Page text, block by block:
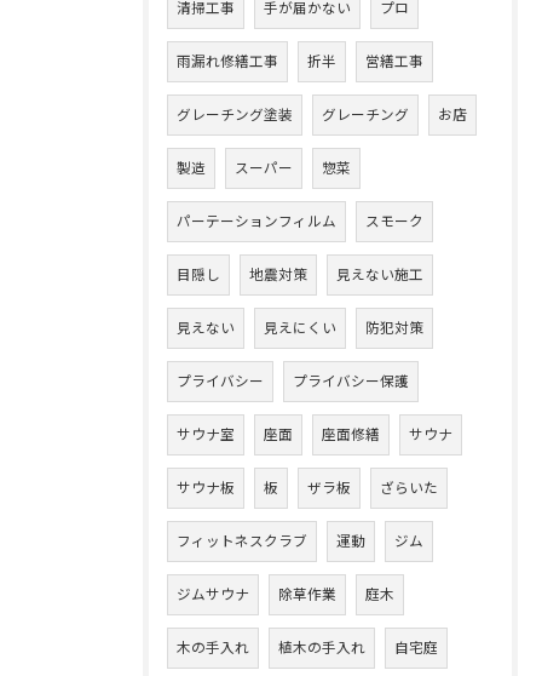
清掃工事 手が届かない プロ
雨漏れ修繕工事 折半 営繕工事
グレーチング塗装 グレーチング お店
製造 スーパー 惣菜
パーテーションフィルム スモーク
目隠し 地震対策 見えない施工
見えない 見えにくい 防犯対策
プライバシー プライバシー保護
サウナ室 座面 座面修繕 サウナ
サウナ板 板 ザラ板 ざらいた
フィットネスクラブ 運動 ジム
ジムサウナ 除草作業 庭木
木の手入れ 植木の手入れ 自宅庭